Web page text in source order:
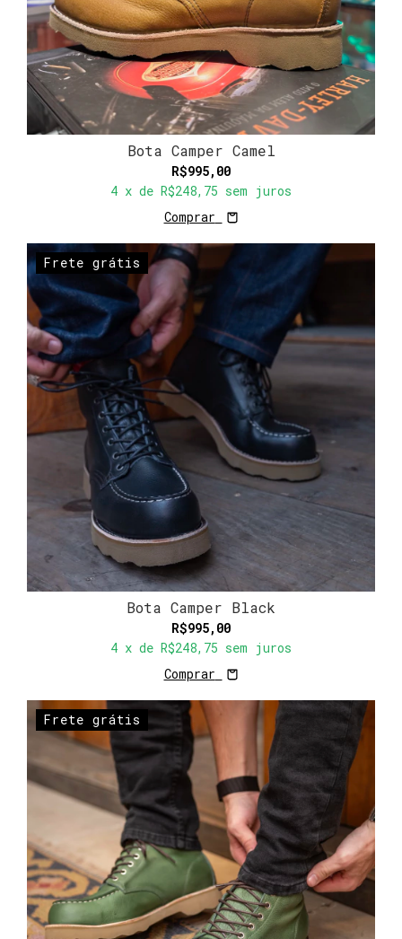
Bota Camper Camel
R$995,00
4 x de R$248,75 sem juros
Comprar
Frete grátis
Bota Camper Black
R$995,00
4 x de R$248,75 sem juros
Comprar
Frete grátis